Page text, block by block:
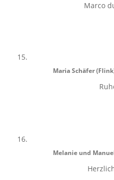
Marco
Maria Schäfer
Melanie und